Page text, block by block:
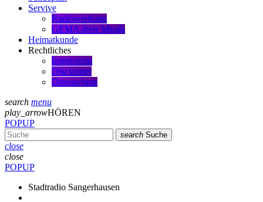
Servive
Radiowerbung
GEMA-freie Musik
Heimatkunde
Rechtliches
Impressum
Disclaimer
Datenschutz
search menu
play_arrowHÖREN
POPUP
search Suche
close
close
POPUP
Stadtradio Sangerhausen